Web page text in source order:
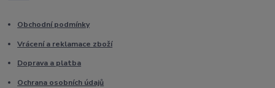
Obchodní podmínky
Vrácení a reklamace zboží
Doprava a platba
Ochrana osobních údajů